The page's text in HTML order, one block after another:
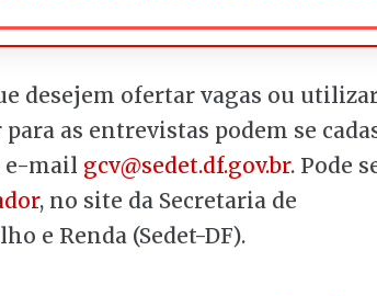
desejem ofertar vagas ou
as entrevistas podem se
e-mail gcv@sedet.df.gov.br. Pode
, no site da Secretaria de
e Renda (Sedet-DF).